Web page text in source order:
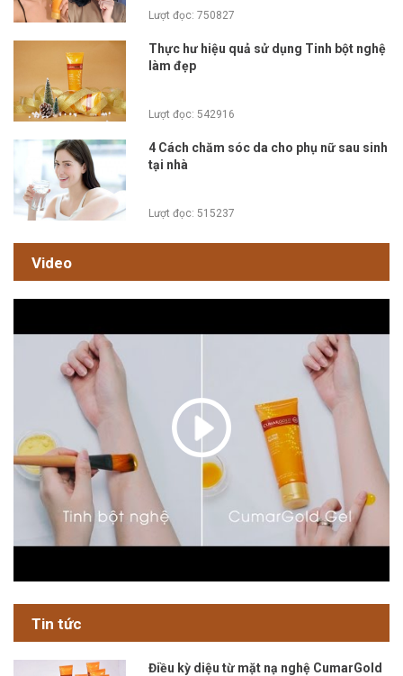
Lượt đọc: 750827
Thực hư hiệu quả sử dụng Tinh bột nghệ
làm đẹp
Lượt đọc: 542916
4 Cách chăm sóc da cho phụ nữ sau sinh
tại nhà
Lượt đọc: 515237
Video
Tin tức
Điều kỳ diệu từ mặt nạ nghệ CumarGold